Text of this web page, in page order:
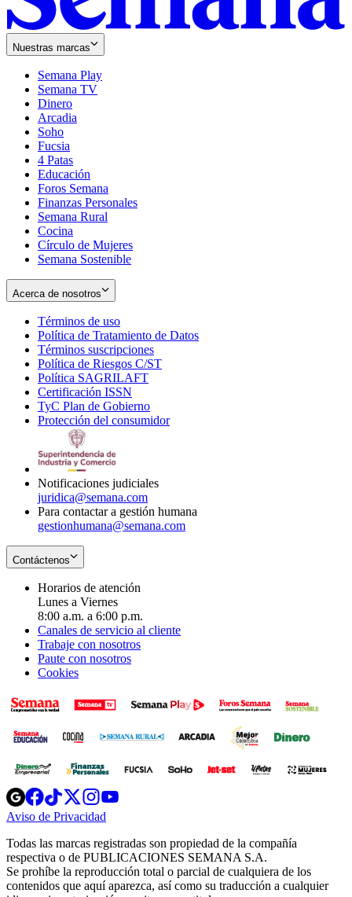
Nuestras marcas
Semana Play
Semana TV
Dinero
Arcadia
Soho
in
new
window
Fucsia
in
new
window
4 Patas
Educación
Foros Semana
Finanzas Personales
Semana Rural
Cocina
Círculo de Mujeres
Semana Sostenible
Acerca de nosotros
Términos de uso
in
new
window
Política de Tratamiento de Datos
Términos suscripciones
in
Política de Riesgos C/ST
Política SAGRILAFT
new
window
Certificación ISSN
in
new
TyC Plan de Gobierno
in
Protección del consumidorOpens
Notificaciones judiciales
juridica@semana.com
Para contactar a gestión humana
gestionhumana@semana.com
Contáctenos
Horarios de atención
Lunes a Viernes
8:00 a.m. a 6:00 p.m.
Canales de servicio al cliente
Trabaje con nosotros
Paute con nosotros
Cookies
Opens
in
new
Opens
in
new
Opens
in
new
window
Opens
new
windowwindow
Aviso de Privacidad
new
window
Todas las marcas registradas son propiedad de la compañía
respectiva o de PUBLICACIONES SEMANA S.A.
Se prohíbe la reproducción total o parcial de cualquiera de los
contenidos que aquí aparezca, así como su traducción a cualquier